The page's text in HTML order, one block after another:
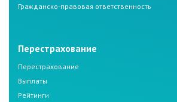
Гражданско-правовая ответственность
Перестрахование
Перестрахование
Выплаты
Рейтинги